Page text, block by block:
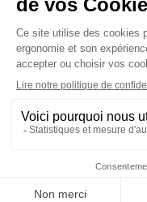
Vous
Bénéficiez de
générales de